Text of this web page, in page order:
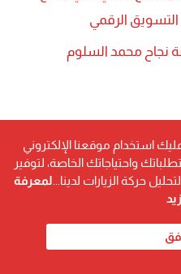
نجاح محمد السلوم
استخدام موقعنا الإلكتروني
واحتياجاتك الخاصة، لتوفير
حركة الزيارات لدينا... لمعرفة